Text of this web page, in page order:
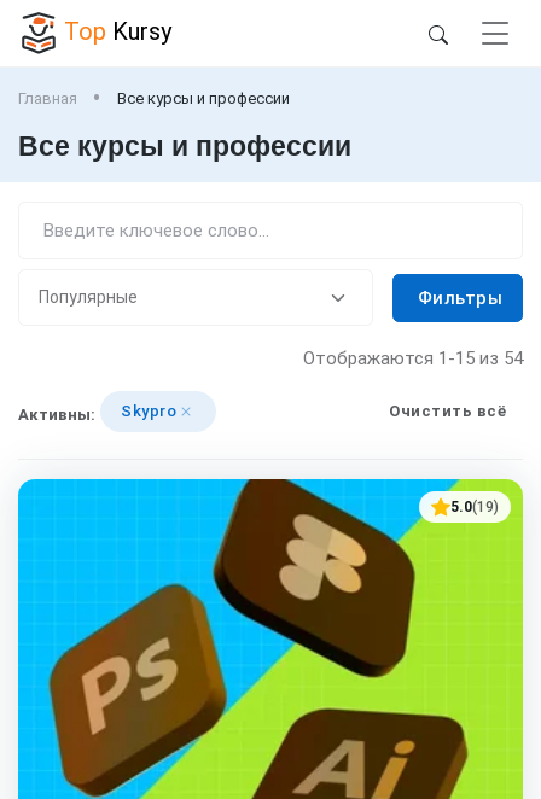
Top Kursy
Главная Все курсы и профессии
Все курсы и профессии
Фильтры
Отображаются 1-15 из 54
Активны: Skypro Очистить всё
5.0(19)